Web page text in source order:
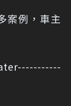
案例，車主